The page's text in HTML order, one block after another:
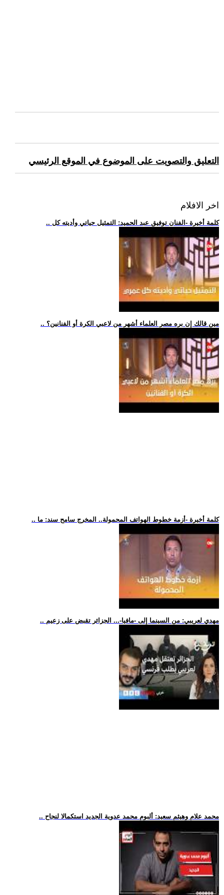
التعليق والتصويت على الموضوع في الموقع الرئيسي
اخر الافلام
.. كلمة أخيرة -الفنان توفيق عبد الحميد: التمثيل حياتي وأديته كل
.. مين قالك إن بره مصر العلماء أشهر من لاعبي الكرة أو الفنانين؟
.. كلمة أخيرة -أزمة خطوط الهواتف المحمولة.. المخرج سامح سند: ما
.. مهدي لعريبي: من السينما إلى -مافيا-... الجزائر تقبض على زعيم
.. محمد علام وهيثم سعيد: ألبوم محمد عدوية الجديد استكمالا لنجاح